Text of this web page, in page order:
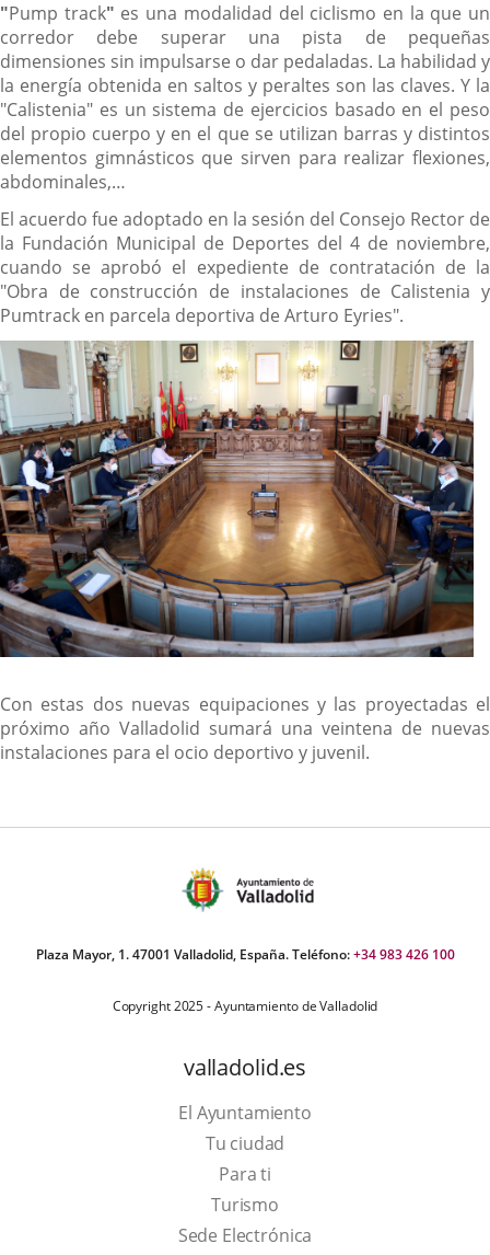
"Pump track" es una modalidad del ciclismo en la que un
corredor debe superar una pista de pequeñas
dimensiones sin impulsarse o dar pedaladas. La habilidad y
la energía obtenida en saltos y peraltes son las claves. Y la
"Calistenia" es un sistema de ejercicios basado en el peso
del propio cuerpo y en el que se utilizan barras y distintos
elementos gimnásticos que sirven para realizar flexiones,
abdominales,…
El acuerdo fue adoptado en la sesión del Consejo Rector de
la Fundación Municipal de Deportes del 4 de noviembre,
cuando se aprobó el expediente de contratación de la
"Obra de construcción de instalaciones de Calistenia y
Pumtrack en parcela deportiva de Arturo Eyries".
Con estas dos nuevas equipaciones y las proyectadas el
próximo año Valladolid sumará una veintena de nuevas
instalaciones para el ocio deportivo y juvenil.
Plaza Mayor, 1. 47001 Valladolid, España. Teléfono:+34 983 426 100
Copyright 2025 - Ayuntamiento de Valladolid
valladolid.es
El Ayuntamiento
Tu ciudad
Para ti
TurismoThis
link
Sede Electrónica